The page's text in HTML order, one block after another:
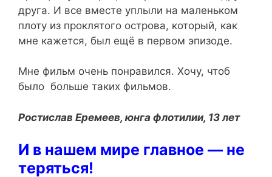
друга. И все вместе уплыли на маленьком
плоту из проклятого острова, который, как
мне кажется, был ещё в первом эпизоде.
Мне фильм очень понравился. Хочу, чтоб
было больше таких фильмов.
Ростислав Еремеев, юнга флотилии, 13 лет
И в нашем мире главное — не
теряться!